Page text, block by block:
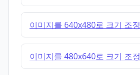
이미지를 640x480로 크기 조정
이미지를 480x640로 크기 조정